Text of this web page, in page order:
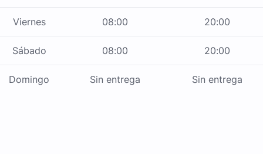
Viernes 08:00 20:00
Sábado 08:00 20:00
Domingo Sin entrega Sin entrega